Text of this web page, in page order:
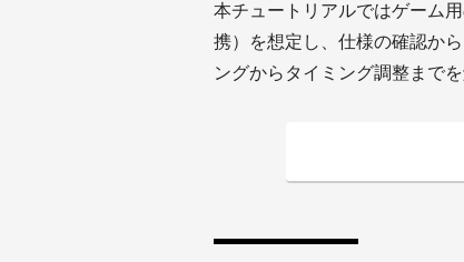
本チュートリアルではゲーム
携）を想定し、仕様の確認か
ングからタイミング調整までを